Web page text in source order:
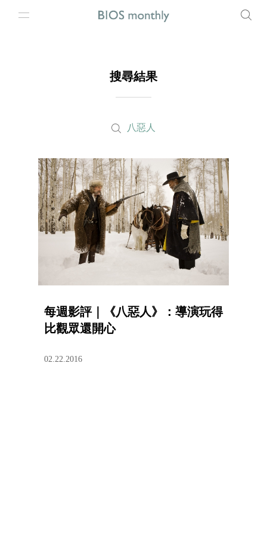
搜尋結果
八惡人
每週影評｜《八惡人》：導演玩得
比觀眾還開心
02.22.2016